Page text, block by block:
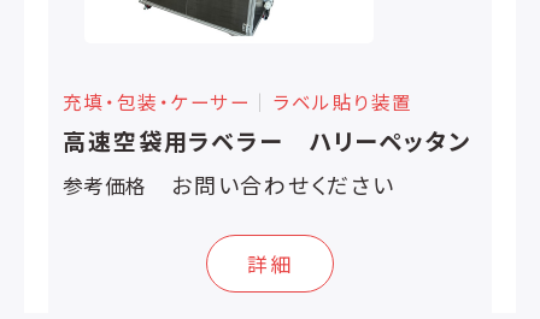
充填・包装・ケーサー │ ラベル貼り装置
高速空袋用ラベラー ハリーペッタン
参考価格 お問い合わせください
詳細